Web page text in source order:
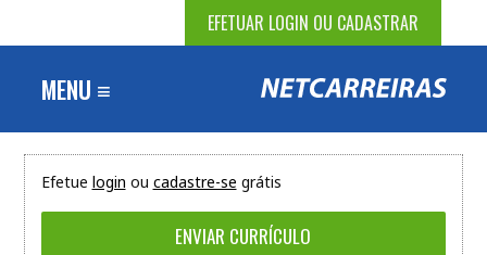
EFETUAR LOGIN OU CADASTRAR
MENU ≡
Efetue login ou cadastre-se grátis